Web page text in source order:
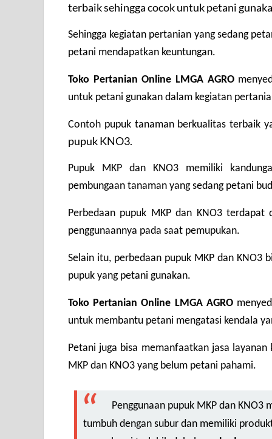
terbaik sehingga cocok untuk petani
Sehingga kegiatan pertanian yang sedang
petani mendapatkan keuntungan.
Toko Pertanian Online LMGA AGRO
untuk petani gunakan dalam kegiatan
Contoh pupuk tanaman berkualitas terbaik
pupuk KNO3.
Pupuk MKP dan KNO3 memiliki
pembungaan tanaman yang sedang petani
Perbedaan pupuk MKP dan KNO3
penggunaannya pada saat pemupukan.
Selain itu, perbedaan pupuk MKP dan
pupuk yang petani gunakan.
Toko Pertanian Online LMGA AGRO
untuk membantu petani mengatasi kendala
Petani juga bisa memanfaatkan jasa
MKP dan KNO3 yang belum petani pahami.
Penggunaan pupuk MKP dan
tumbuh dengan subur dan memiliki